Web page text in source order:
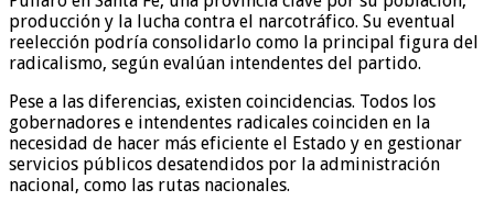
producción y la lucha contra el narcotráfico. Su eventual
reelección podría consolidarlo como la principal figura del
radicalismo, según evalúan intendentes del partido.
Pese a las diferencias, existen coincidencias. Todos los
gobernadores e intendentes radicales coinciden en la
necesidad de hacer más eficiente el Estado y en gestionar
servicios públicos desatendidos por la administración
nacional, como las rutas nacionales.